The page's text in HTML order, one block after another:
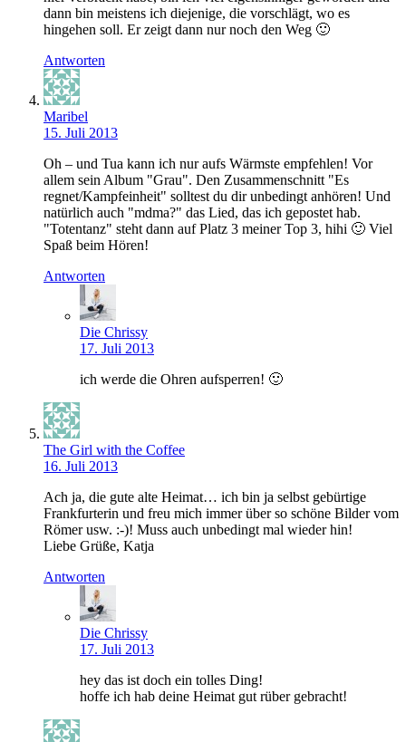
dann bin meistens ich diejenige, die vorschlägt, wo es
hingehen soll. Er zeigt dann nur noch den Weg 🙂
Antworten
Maribel
15. Juli 2013
Oh – und Tua kann ich nur aufs Wärmste empfehlen! Vor
allem sein Album "Grau". Den Zusammenschnitt "Es
regnet/Kampfeinheit" solltest du dir unbedingt anhören! Und
natürlich auch "mdma?" das Lied, das ich gepostet hab.
"Totentanz" steht dann auf Platz 3 meiner Top 3, hihi 🙂 Viel
Spaß beim Hören!
Antworten
Die Chrissy
17. Juli 2013
ich werde die Ohren aufsperren! 🙂
The Girl with the Coffee
16. Juli 2013
Ach ja, die gute alte Heimat… ich bin ja selbst gebürtige
Frankfurterin und freu mich immer über so schöne Bilder vom
Römer usw. :-)! Muss auch unbedingt mal wieder hin!
Liebe Grüße, Katja
Antworten
Die Chrissy
17. Juli 2013
hey das ist doch ein tolles Ding!
hoffe ich hab deine Heimat gut rüber gebracht!